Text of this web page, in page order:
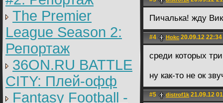
The Premier
League Season 2:
Репортаж
36ON.RU BATTLE
CITY: Плей-офф
Fantasy Football -
Пичалька! жду
#4 Hokc 20.09.12 22:34
среди которых
ну как-то не ок
#5 distrof1k 21.09.12